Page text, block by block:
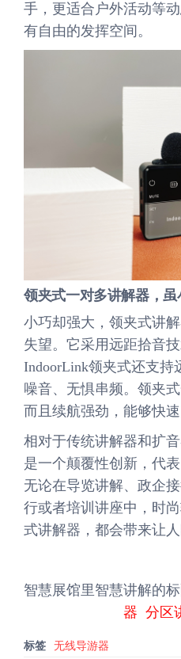
手，更适合户外活动等
有自由的发挥空间。
领夹式一对多讲解器，虽
小巧却强大，领夹式讲
失望。它采用远距拾音
IndoorLink领夹式还支持
噪音、无惧串频。领夹
而且续航强劲，能够快
相对于传统讲解器和扩
是一个颠覆性创新，代
无论在导览讲解、政企
行或者培训讲座中，时
式讲解器，都会带来让人
智慧展馆里智慧讲解的标
器 分区
标签 无线导游器